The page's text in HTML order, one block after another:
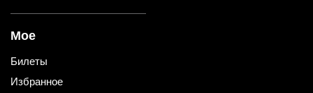
Мое
Билеты
Избранное